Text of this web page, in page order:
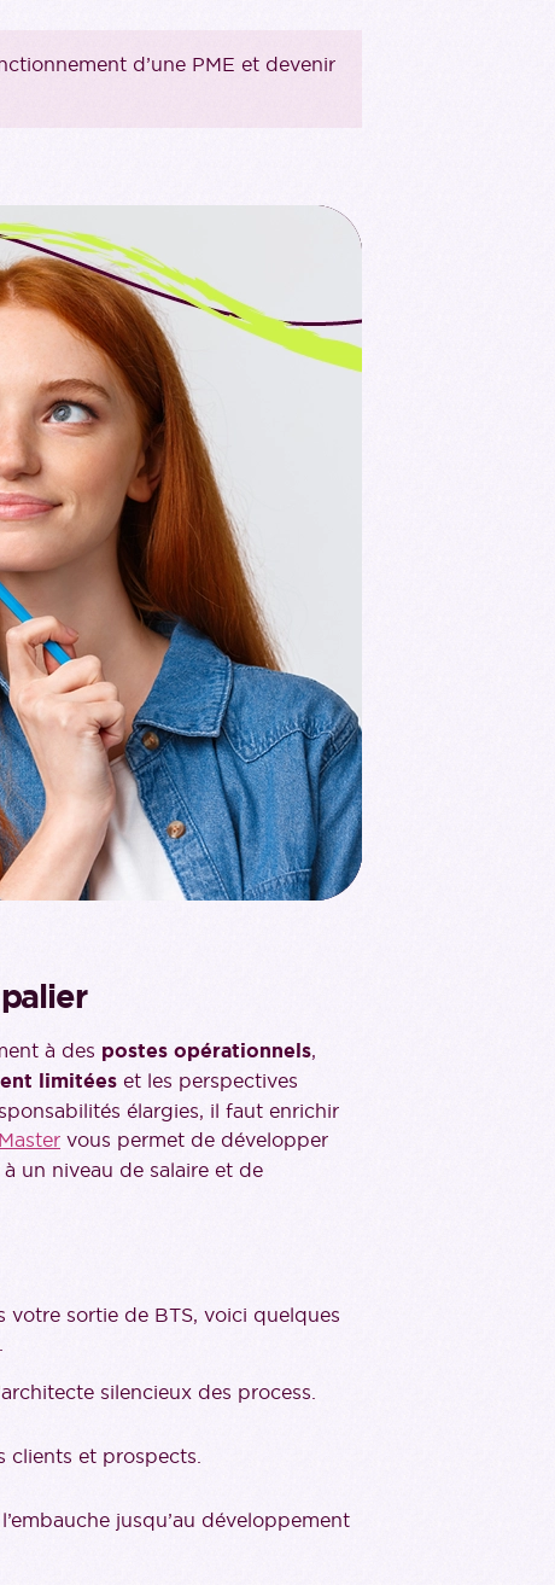
d’une PME et devenir
à des postes opérationnels,
limitées et les perspectives
élargies, il faut enrichir
Master vous permet de développer
un niveau de salaire et de
sortie de BTS, voici quelques
silencieux des process.
clients et prospects.
jusqu’au développement